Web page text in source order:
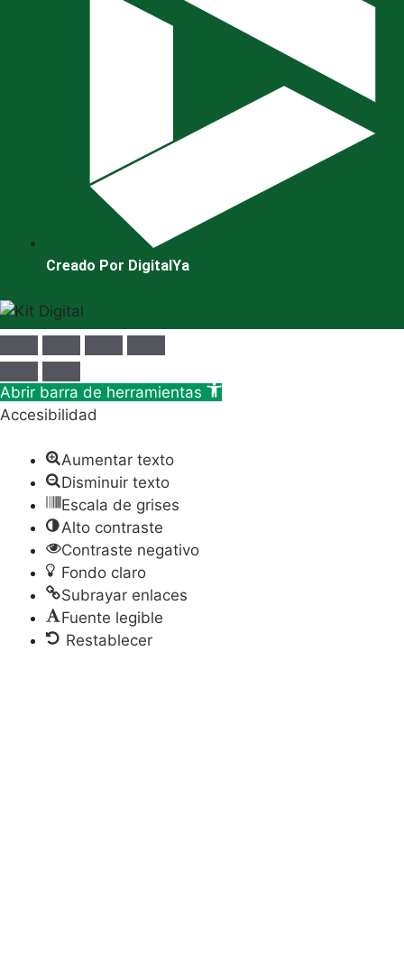
Creado Por DigitalYa
Abrir barra de herramientas
Accesibilidad
Aumentar texto
Disminuir texto
Escala de grises
Alto contraste
Contraste negativo
Fondo claro
Subrayar enlaces
Fuente legible
Restablecer